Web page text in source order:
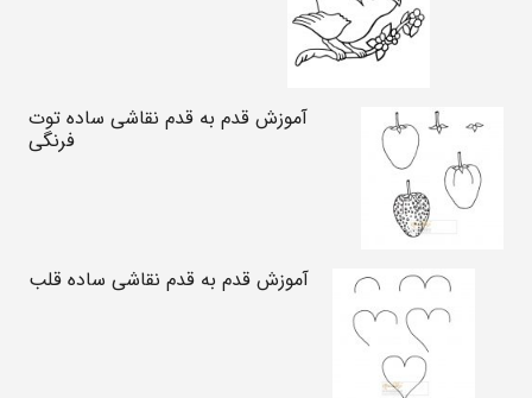
آموزش قدم به قدم نقاشی ساده توت
فرنگی
آموزش قدم به قدم نقاشی ساده قلب